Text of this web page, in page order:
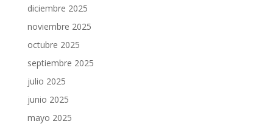
diciembre 2025
noviembre 2025
octubre 2025
septiembre 2025
julio 2025
junio 2025
mayo 2025